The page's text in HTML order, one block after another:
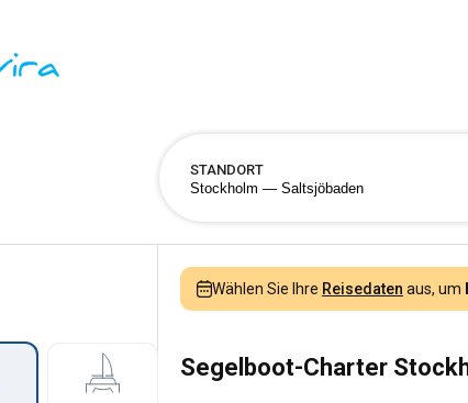
STANDORT
Wählen Sie Ihre Reisedaten aus, um
Segelboot-Charter